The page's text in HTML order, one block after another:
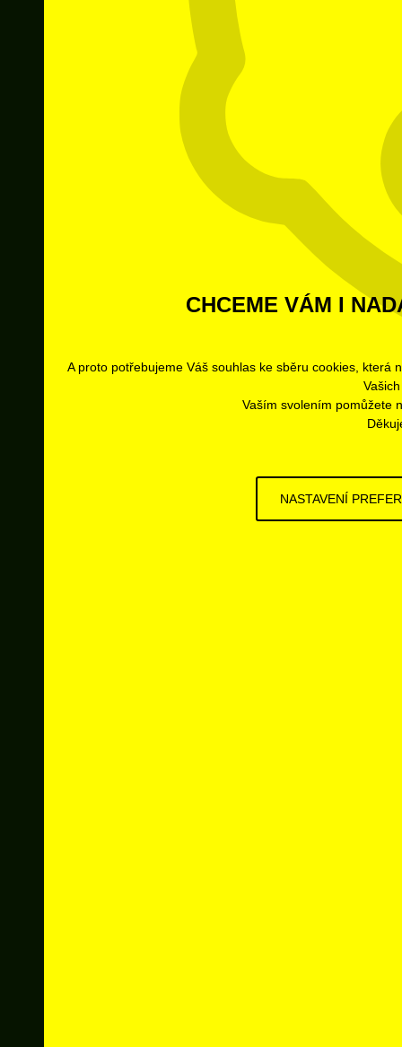
CHCEME VÁM I
A proto potřebujeme Váš souhlas ke sběru cookies, která
Vaším svolením pomůžete
NASTAVENÍ